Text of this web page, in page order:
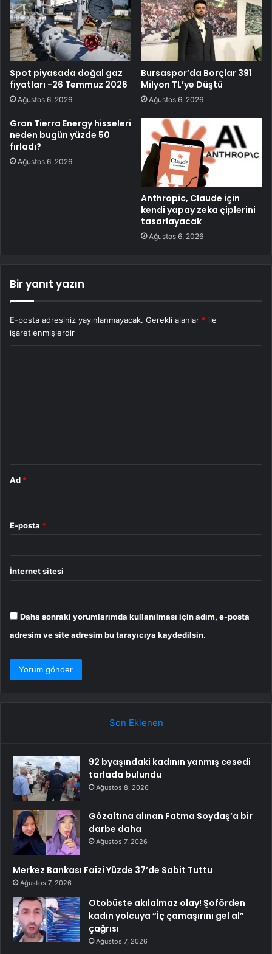
Spot piyasada doğal gaz
fiyatları -26 Temmuz 2026
Ağustos 6, 2026
Bursaspor’da Borçlar 391
Milyon TL’ye Düştü
Ağustos 6, 2026
Gran Tierra Energy hisseleri
neden bugün yüzde 50
fırladı?
Ağustos 6, 2026
Anthropic, Claude için
kendi yapay zeka çiplerini
tasarlayacak
Ağustos 6, 2026
Bir yanıt yazın
E-posta adresiniz yayınlanmayacak. Gerekli alanlar * ile
işaretlenmişlerdir
Ad *
E-posta *
İnternet sitesi
Daha sonraki yorumlarımda kullanılması için adım, e-posta
adresim ve site adresim bu tarayıcıya kaydedilsin.
Son Eklenen
92 byaşındaki kadının yanmış cesedi
tarlada bulundu
Ağustos 8, 2026
Gözaltına alınan Fatma Soydaş’a bir
darbe daha
Ağustos 7, 2026
Merkez Bankası Faizi Yüzde 37’de Sabit Tuttu
Ağustos 7, 2026
Otobüste akılalmaz olay! Şoförden
kadın yolcuya “İç çamaşırını gel al”
çağrısı
Ağustos 7, 2026